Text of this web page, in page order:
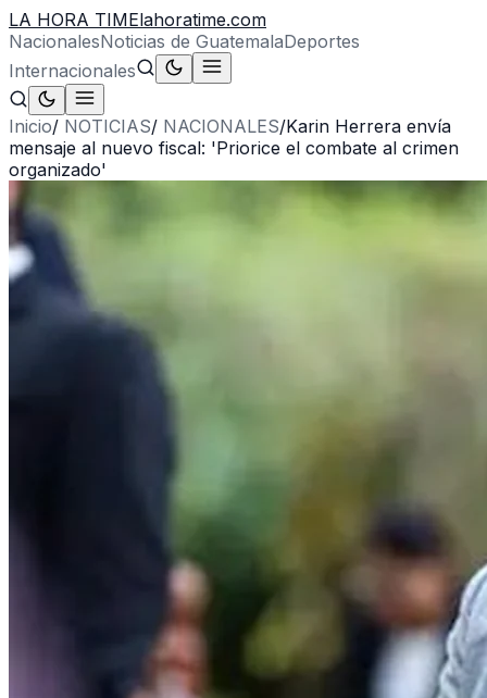
LA HORA TIMElahoratime.com
NacionalesNoticias de GuatemalaDeportes
Internacionales
Inicio/ NOTICIAS/ NACIONALES/Karin Herrera envía
mensaje al nuevo fiscal: 'Priorice el combate al crimen
organizado'